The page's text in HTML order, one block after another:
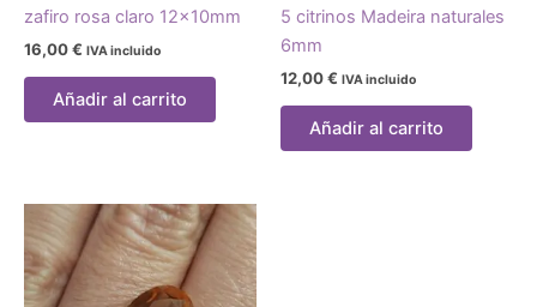
zafiro rosa claro 12x10mm
16,00€ IVA incluido
Añadir al carrito
5 citrinos Madeira naturales
6mm
12,00€ IVA incluido
Añadir al carrito